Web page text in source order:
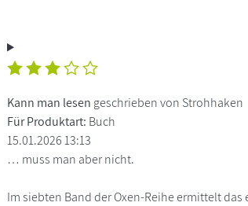
Kann man lesen geschrieben von Strohhaken
Für Produktart: Buch
15.01.2026 13:13
… muss man aber nicht.
Im siebten Band der Oxen-Reihe ermittelt